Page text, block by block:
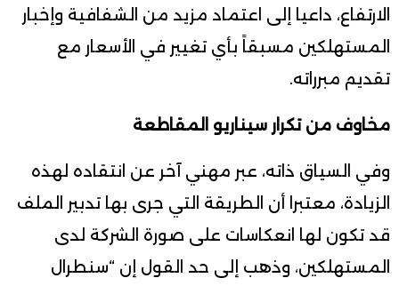
الارتفاع، داعيا إلى اعتماد مزيد من الشفافية وإخبار
المستهلكين مسبقاً بأي تغيير في الأسعار مع
تقديم مبرراته.
مخاوف من تكرار سيناريو المقاطعة
وفي السياق ذاته، عبر مهني آخر عن انتقاده لهذه
الزيادة، معتبرا أن الطريقة التي جرى بها تدبير الملف
قد تكون لها انعكاسات على صورة الشركة لدى
المستهلكين، وذهب إلى حد القول إن “سنطرال